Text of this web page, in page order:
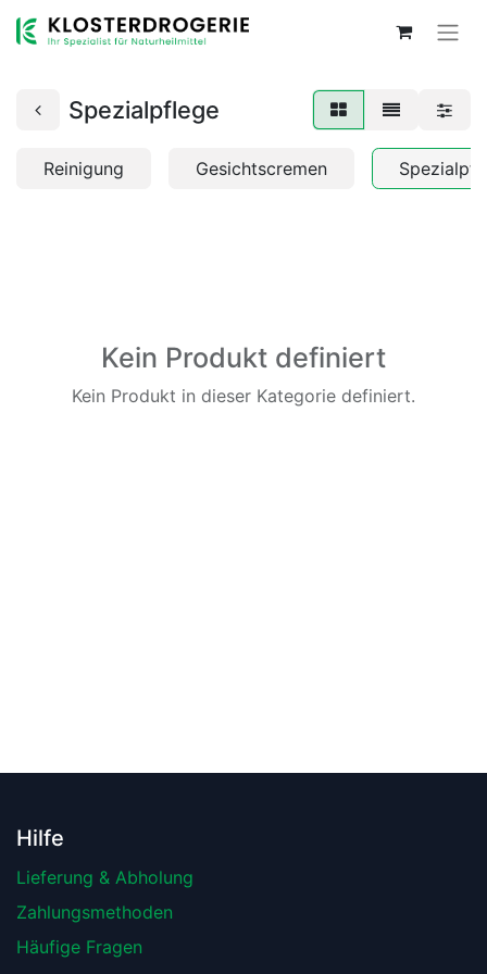
Spezialpflege
Reinigung Gesichtscremen
Kein Produkt definiert
Kein Produkt in dieser Kategorie definiert.
Hilfe
Lieferung & Abholung
Zahlungsmethoden
Häufige Fragen